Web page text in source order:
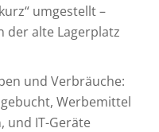
umgestellt –
der alte Lagerplatz
und Verbräuche:
Werbemittel
und IT-Geräte